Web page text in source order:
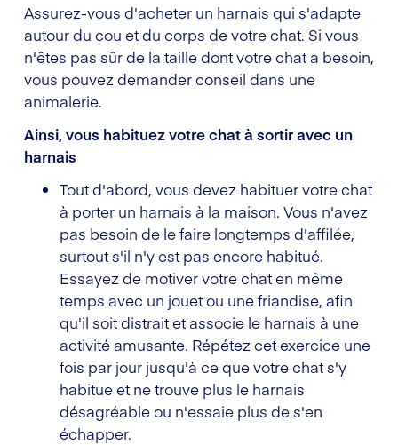
Assurez-vous d'acheter un harnais qui s'adapte
autour du cou et du corps de votre chat. Si vous
n'êtes pas sûr de la taille dont votre chat a besoin,
vous pouvez demander conseil dans une
animalerie.
Ainsi, vous habituez votre chat à sortir avec un
harnais
Tout d'abord, vous devez habituer votre chat
à porter un harnais à la maison. Vous n'avez
pas besoin de le faire longtemps d'affilée,
surtout s'il n'y est pas encore habitué.
Essayez de motiver votre chat en même
temps avec un jouet ou une friandise, afin
qu'il soit distrait et associe le harnais à une
activité amusante. Répétez cet exercice une
fois par jour jusqu'à ce que votre chat s'y
habitue et ne trouve plus le harnais
désagréable ou n'essaie plus de s'en
échapper.